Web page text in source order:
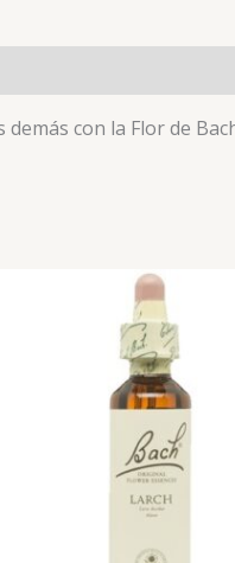
con la Flor de